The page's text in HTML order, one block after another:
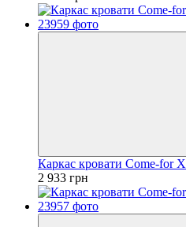
Каркас кровати Come-for
2 933 грн